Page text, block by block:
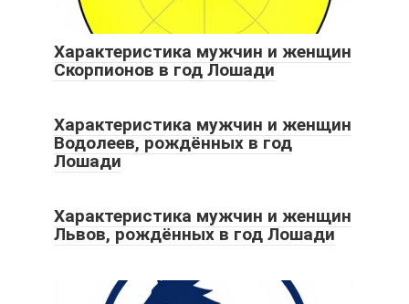
Характеристика мужчин и женщин
Скорпионов в год Лошади
Характеристика мужчин и женщин
Водолеев, рождённых в год
Лошади
Характеристика мужчин и женщин
Львов, рождённых в год Лошади